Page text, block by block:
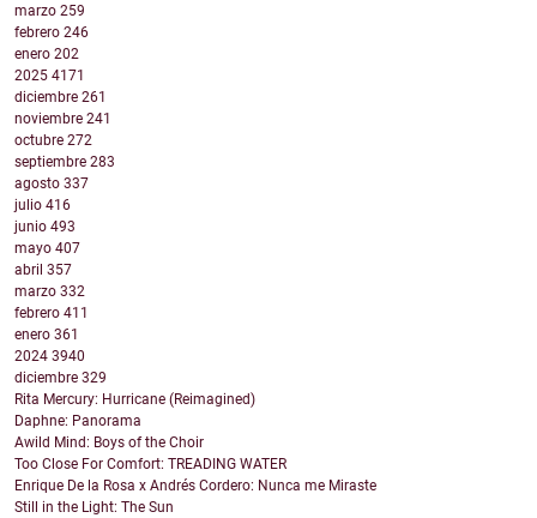
marzo 259
febrero 246
enero 202
2025 4171
diciembre 261
noviembre 241
octubre 272
septiembre 283
agosto 337
julio 416
junio 493
mayo 407
abril 357
marzo 332
febrero 411
enero 361
2024 3940
diciembre 329
Rita Mercury: Hurricane (Reimagined)
Daphne: Panorama
Awild Mind: Boys of the Choir
Too Close For Comfort: TREADING WATER
Enrique De la Rosa x Andrés Cordero: Nunca me Miraste
Still in the Light: The Sun